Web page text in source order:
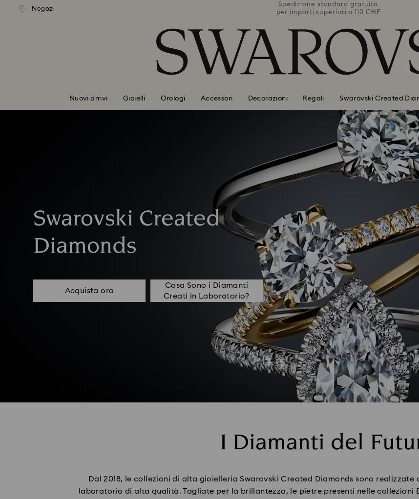
Accesskeys list
Negozi
standard gratuita
superiori a 110 CHF
Spedizione standard gratuita
per importi superiori a 110 CHF
Nuovi arrivi Gioielli Orologi Accessori Decorazioni Regali Swarovski Created
Swarovski Created
Diamonds
Acquista ora
Cosa Sono i Diamanti
Creati in Laboratorio?
I Diamanti del
Dal 2018, le collezioni di alta gioielleria Swarovski Created Diamonds sono
laboratorio di alta qualità. Tagliate per la brillantezza, le pietre presenti nelle collezioni